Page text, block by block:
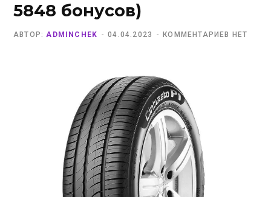
5848 бонусов)
АВТОР: ADMINCHEK 04.04.2023 КОММЕНТАРИЕВ НЕТ